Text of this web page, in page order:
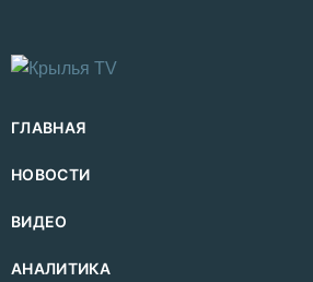
ГЛАВНАЯ
НОВОСТИ
ВИДЕО
АНАЛИТИКА